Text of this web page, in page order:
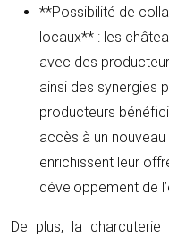
**Possibilité de
locaux** : les
avec des
ainsi des synergies
producteurs
accès à un
enrichissent leur
développement de
De plus, la